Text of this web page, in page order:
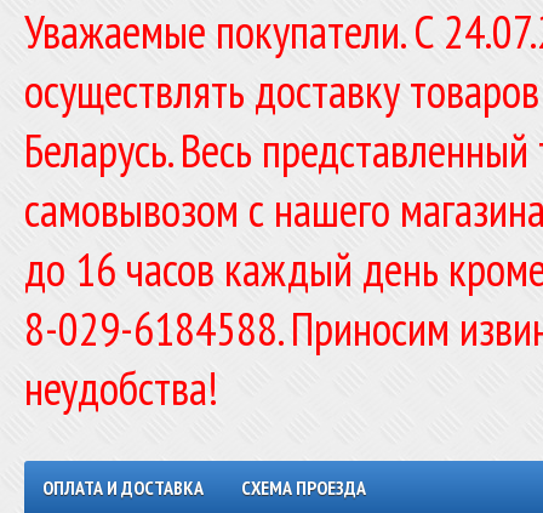
Уважаемые покупатели. C
осуществлять доставку
Беларусь. Весь
самовывозом с нашего
до 16 часов каждый день
8-029-6184588. Приносим
неудобства!
ОПЛАТА И ДОСТАВКА СХЕМА ПРОЕЗДА